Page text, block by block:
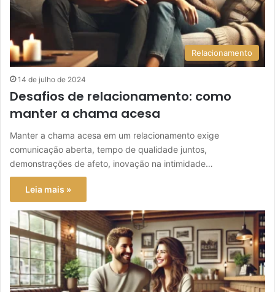
Relacionamento
14 de julho de 2024
Desafios de relacionamento: como
manter a chama acesa
Manter a chama acesa em um relacionamento exige
comunicação aberta, tempo de qualidade juntos,
demonstrações de afeto, inovação na intimidade…
Leia mais »